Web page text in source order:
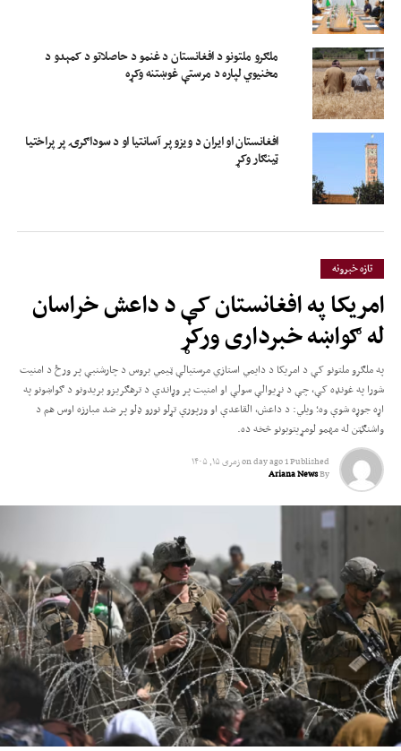
ملګرو ملتونو د افغانستان د غنمو د حاصلاتو د کمېدو د
مخنیوي لپاره د مرستې غوښتنه وکړه
افغانستان او ایران د ویزو پر آسانتیا او د سوداګرۍ پر پراختیا
ټینګار وکړ
تازه خبرونه
امریکا په افغانستان کې د داعش خراسان
له ګواښه خبرداری ورکړ
په ملګرو ملتونو کې د امریکا د دایمي استازي مرستیالې ټیمي بروس د چارشنبې پر ورځ د امنیت
شورا په غونډه کې، چې د نړیوالې سولې او امنیت پر وړاندې د ترهګریزو بریدونو د ګواښونو په
اړه جوړه شوې وه؛ ویلي: د داعش، القاعدې او ورپورې تړلو نورو ډلو پر ضد مبارزه اوس هم د
واشنګټن له مهمو لومړیتوبونو څخه ده.
Published
1 day ago
onزمری ۱۵, ۱۴۰۵
By
Ariana News